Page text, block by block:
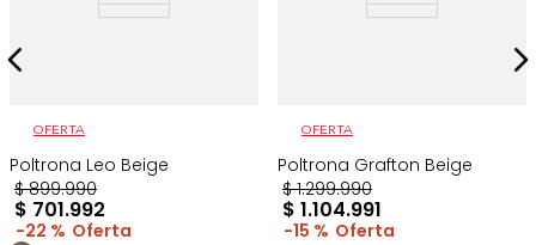
OFERTA
Poltrona Leo Beige
$ 899.990
$ 701.992
22 %
OFERTA
Poltrona Grafton Beige
$ 1.299.990
$ 1.104.991
15 %